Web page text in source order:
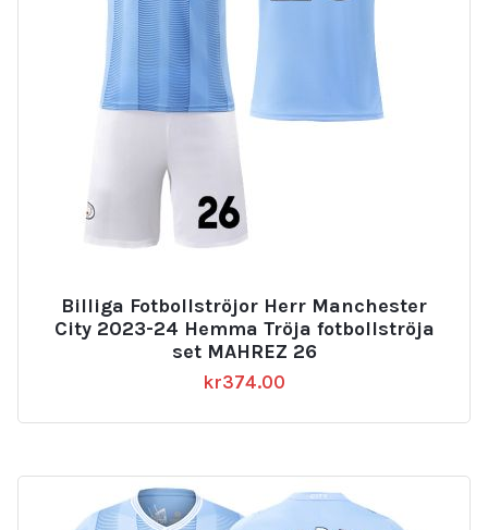
Billiga Fotbollströjor Herr Manchester
City 2023-24 Hemma Tröja fotbollströja
set MAHREZ 26
kr374.00